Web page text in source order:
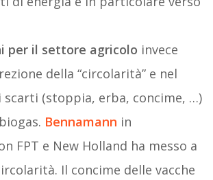
per il settore agricolo invece
della “circolarità” e nel
(stoppia, erba, concime, …)
Bennamann in
FPT e New Holland ha messo a
Il concime delle vacche